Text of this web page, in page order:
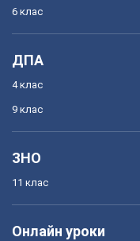
6 клас
ДПА
4 клас
9 клас
ЗНО
11 клас
Онлайн уроки